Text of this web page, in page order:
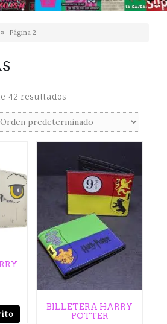
Página 2
42 resultados
BILLETERA HARRY
POTTER